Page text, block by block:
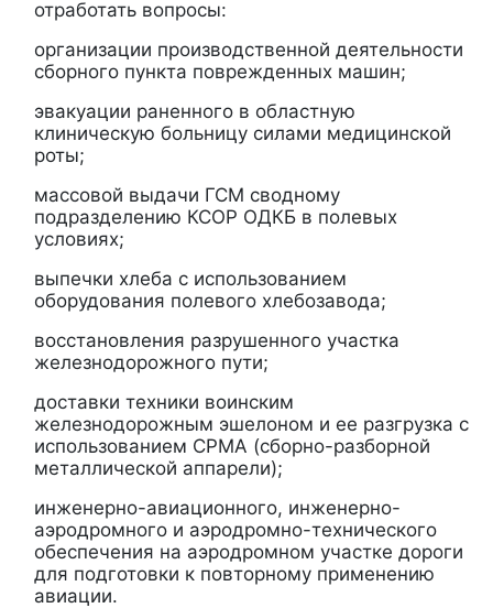
отработать вопросы:
организации производственной деятельности
сборного пункта поврежденных машин;
эвакуации раненного в областную
клиническую больницу силами медицинской
роты;
массовой выдачи ГСМ сводному
подразделению КСОР ОДКБ в полевых
условиях;
выпечки хлеба с использованием
оборудования полевого хлебозавода;
восстановления разрушенного участка
железнодорожного пути;
доставки техники воинским
железнодорожным эшелоном и ее разгрузка с
использованием СРМА (сборно-разборной
металлической аппарели);
инженерно-авиационного, инженерно-
аэродромного и аэродромно-технического
обеспечения на аэродромном участке дороги
для подготовки к повторному применению
авиации.